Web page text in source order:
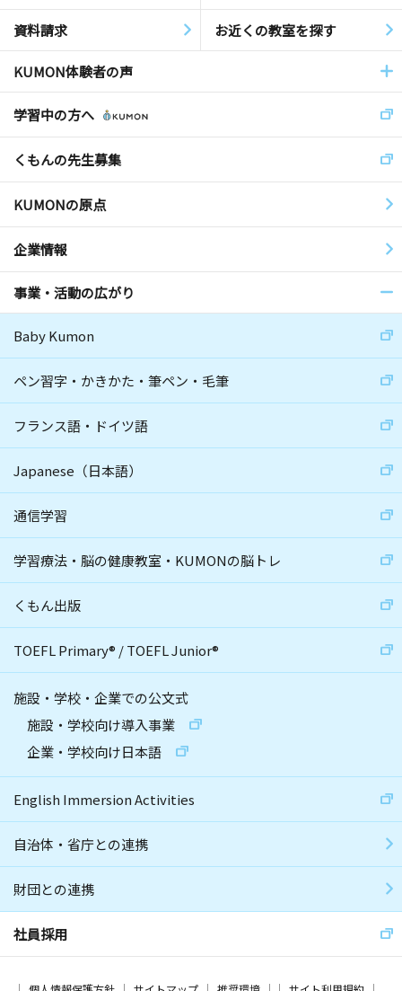
資料請求 お近くの教室を探す
KUMON体験者の声
学習中の方へ
くもんの先生募集
KUMONの原点
企業情報
事業・活動の広がり
Baby Kumon
ペン習字・かきかた・筆ペン・毛筆
フランス語・ドイツ語
Japanese（日本語）
通信学習
学習療法・脳の健康教室・KUMONの脳トレ
くもん出版
TOEFL Primary® /TOEFL Junior®
施設・学校・企業での公文式
施設・学校向け導入事業
企業・学校向け日本語
English Immersion Activities
自治体・省庁との連携
財団との連携
社員採用